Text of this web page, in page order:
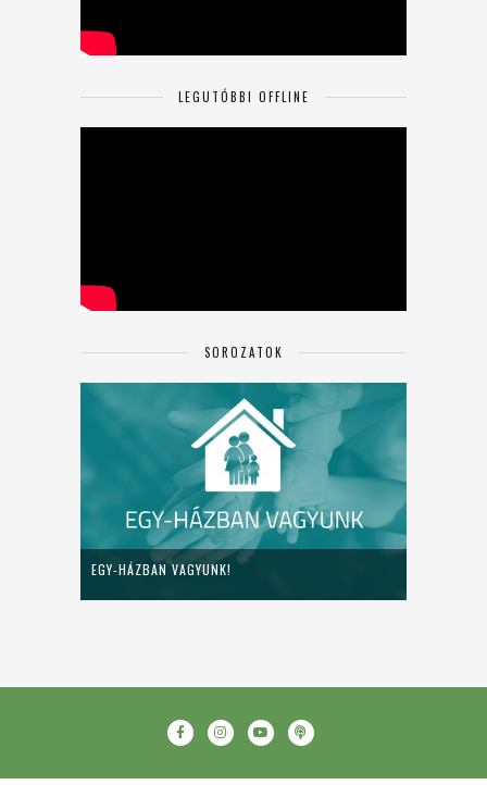
LEGUTÓBBI OFFLINE
SOROZATOK
EGY-HÁZBAN VAGYUNK!